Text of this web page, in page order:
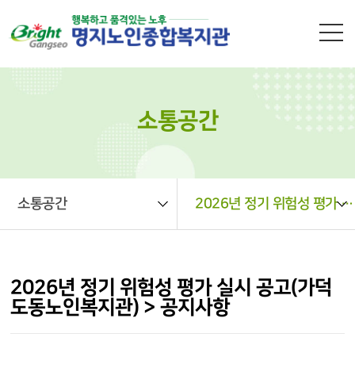
소통공간
소통공간 2026년 정기 위험성 평가 실시 공고(가덕도동노인복지관) > 공지사항
2026년 정기 위험성 평가 실시 공고(가덕
도동노인복지관) > 공지사항